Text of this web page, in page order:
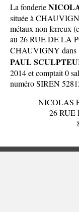
La fonderie
située à
métaux non ferreux
au 26 RUE DE LA
CHAUVIGNY dans
PAUL
2014 et comptait 0
numéro SIREN
NICOLAS
26 RUE